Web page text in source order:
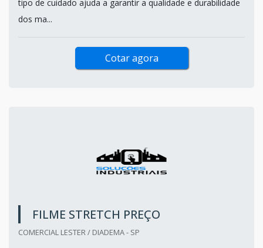
tipo de cuidado ajuda a garantir a qualidade e durabilidade
dos ma...
Cotar agora
FILME STRETCH PREÇO
COMERCIAL LESTER / DIADEMA - SP